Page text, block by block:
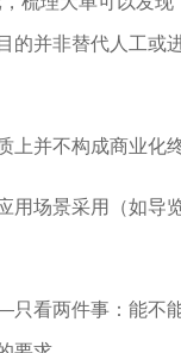
的并非替代人工
并不构成商业化
用场景采用（如
看两件事：能不